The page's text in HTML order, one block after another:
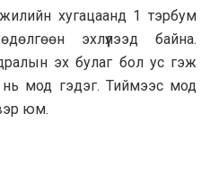
хугацаанд 1 тэрбум
эхлүүлээд байна.
эх булаг бол ус гэж
нь мод гэдэг. Тиймээс мод
юм.